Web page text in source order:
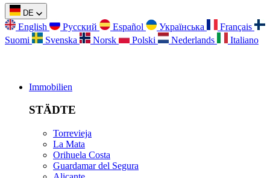
DE
English Русский Español Українська
Français
Suomi
Svenska Norsk Polski Nederlands Italiano
Immobilien
STÄDTE
Torrevieja
La Mata
Orihuela Costa
Guardamar del Segura